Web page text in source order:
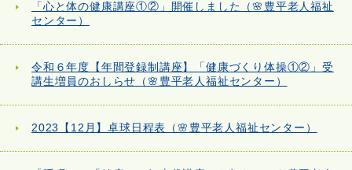
「心と体の健康講座①②」開催しました（🌸豊平老人福祉
センター）
令和６年度【年間登録制講座】「健康づくり体操①②」受
講生増員のおしらせ（🌸豊平老人福祉センター）
2023【12月】卓球日程表（🌸豊平老人福祉センター）